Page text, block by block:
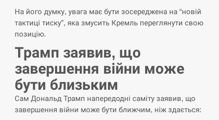
11:53
Под огнем “Эпицентр”, ROZETKA и
“Новая почта”: что известно об…
11:40
У зоопарку Токіо через спеку загинули
три левиці
СЕРПЕНЬ
На його думку, увага має бути зосереджена на “новій
тактиці тиску”, яка змусить Кремль переглянути свою
позицію.
Трамп заявив, що
завершення війни може
бути близьким
Сам Дональд Трамп напередодні саміту заявив, що
завершення війни може бути ближчим, ніж здається: